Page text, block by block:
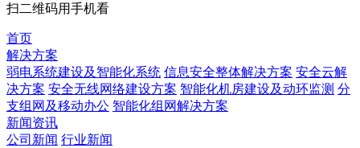
扫二维码用手机看
首页
解决方案
弱电系统建设及智能化系统 信息安全整体解决方案 安全云解
决方案 安全无线网络建设方案 智能化机房建设及动环监测 分
支组网及移动办公 智能化组网解决方案
新闻资讯
公司新闻 行业新闻